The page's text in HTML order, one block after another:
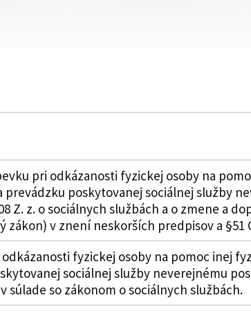
pri odkázanosti fyzickej osoby na
poskytovanej sociálnej služby
Z. z. o sociálnych službách a o zmene a
v znení neskorších predpisov a §51
fyzickej osoby na pomoc inej
sociálnej služby neverejnému
súlade so zákonom o sociálnych službách.